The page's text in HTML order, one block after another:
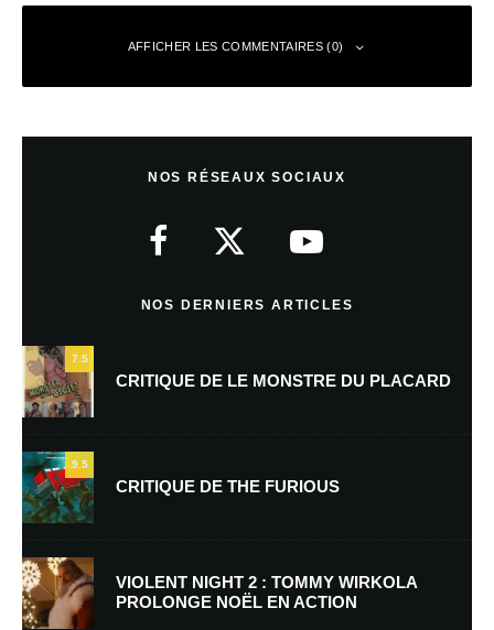
AFFICHER LES COMMENTAIRES (0)
Nom*
E-mail *
NOS RÉSEAUX SOCIAUX
NOS DERNIERS ARTICLES
7.5
CRITIQUE DE LE MONSTRE DU PLACARD
9.5
CRITIQUE DE THE FURIOUS
VIOLENT NIGHT 2 : TOMMY WIRKOLA
PROLONGE NOËL EN ACTION